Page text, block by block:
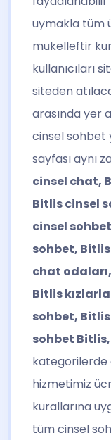
uymakla tüm
mükelleftir
kullanıcıları
siteden
arasında yer
cinsel sohbet
sayfası aynı
cinsel chat,
Bitlis cinsel
cinsel
sohbet,
chat
Bitlis
sohbet,
sohbet
kategorilerde
hizmetimiz
kurallarına
tüm cinsel